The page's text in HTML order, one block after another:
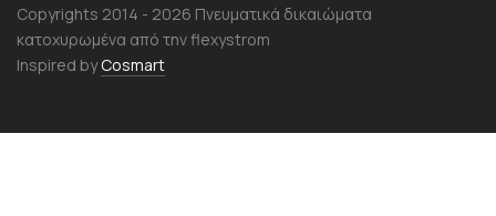
Copyrights 2014 - 2026 Πνευματικά δικαιώματα
κατοχυρωμένα από την flexystrom
Inspired byCosmart